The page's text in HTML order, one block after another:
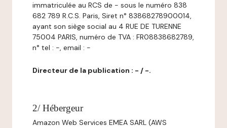
immatriculée au RCS de - sous le numéro 838
682 789 R.C.S. Paris, Siret n° 83868278900014,
ayant son siège social au 4 RUE DE TURENNE
75004 PARIS, numéro de TVA : FR08838682789,
n° tel : -, email : -
Directeur de la publication : - / -.
2/ Hébergeur
Amazon Web Services EMEA SARL (AWS